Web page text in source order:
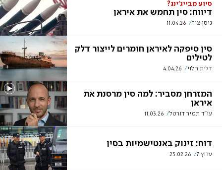
סיוע מבייג'ינג?
דיווח: סין תחמש את איראן
ניסן צור 11.04.26
סין סיפקה לאיראן חומרים לייצור דלק
לטילים
דלית הלוי 4.04.26
המזרחן מסביר: למה סין מרסנת את
איראן
עו"ד תמיר דורטל 11.03.26
דוח: זינוק באנטישמיות בסין
ערוץ 7 23.02.26